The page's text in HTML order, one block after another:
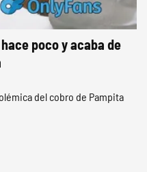
poco y acaba de